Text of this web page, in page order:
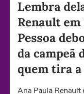
Lembra
Renault em
Pessoa
da campeã
quem tira a
Ana Paula